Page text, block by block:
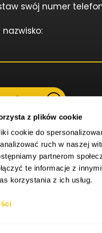
z plików cookie
cookie do
ruch w naszej
partnerom
te informacje z
korzystania z ich usług.
swój numer
powyższy formularz
do nawiązania z Tobą
w postaci: imienia,
z powyższym Kancelaria
prawo wycofać udzieloną
poprzez wysłanie
którego dokonaliśmy